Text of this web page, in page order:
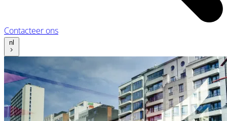
Contacteer ons
nl